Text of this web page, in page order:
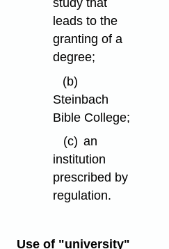
leads to the
granting of a
degree;
(b)
Steinbach
Bible College;
(c) an
institution
prescribed by
regulation.
Use of "university"